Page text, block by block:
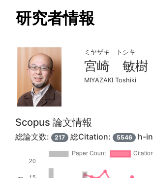
研究者情報
ミヤザキ トシキ
宮崎 敏樹
MIYAZAKI Toshiki
Scopus 論文情報
総論文数: 217 総Citation: 5546 h-